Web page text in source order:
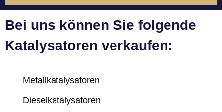
Bei uns können Sie folgende
Katalysatoren verkaufen:
Metallkatalysatoren
Dieselkatalysatoren